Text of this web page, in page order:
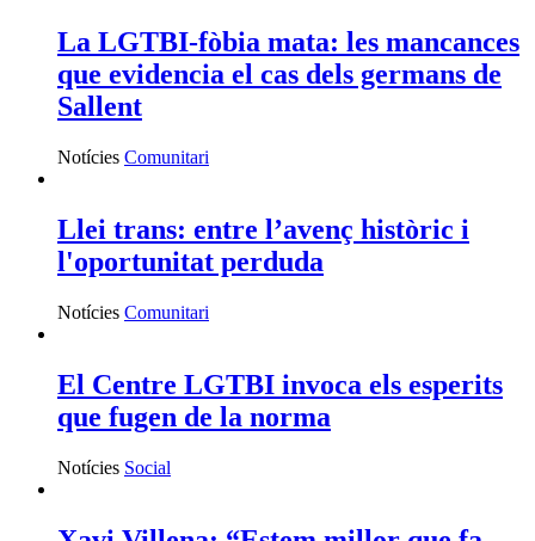
La LGTBI-fòbia mata: les mancances
que evidencia el cas dels germans de
Sallent
Notícies Comunitari
Llei trans: entre l’avenç històric i
l'oportunitat perduda
Notícies Comunitari
El Centre LGTBI invoca els esperits
que fugen de la norma
Notícies Social